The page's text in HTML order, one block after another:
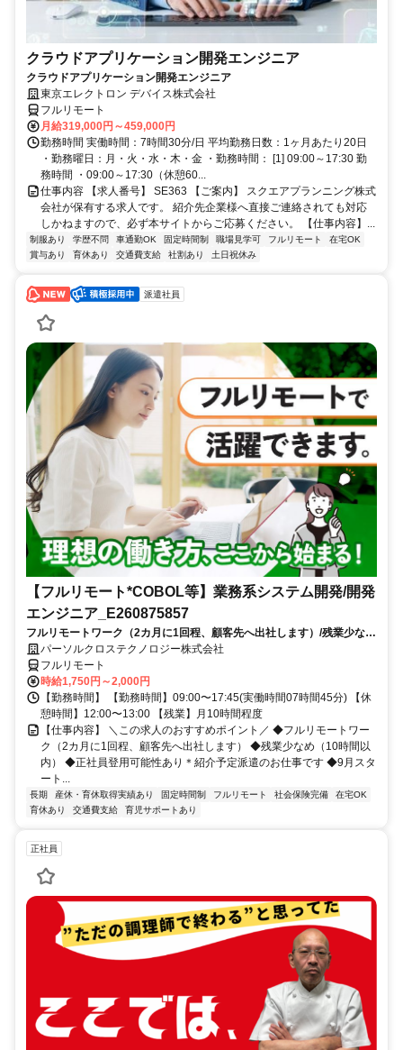
クラウドアプリケーション開発エンジニア
クラウドアプリケーション開発エンジニア
東京エレクトロン デバイス株式会社
フルリモート
月給319,000円～459,000円
勤務時間 実働時間：7時間30分/日 平均勤務日数：1ヶ月あたり20日
・勤務曜日：月・火・水・木・金 ・勤務時間： [1] 09:00～17:30 勤
務時間 ・09:00～17:30（休憩60...
仕事内容 【求人番号】 SE363 【ご案内】 スクエアプランニング株式
会社が保有する求人です。 紹介先企業様へ直接ご連絡されても対応
しかねますので、必ず本サイトからご応募ください。 【仕事内容】...
制服あり 学歴不問 車通勤OK 固定時間制 職場見学可 フルリモート
在宅OK
賞与あり
育休あり 交通費支給 社割あり 土日祝休み
派遣社員
【フルリモート*COBOL等】業務系システム開発/開発
エンジニア_E260875857
フルリモートワーク（2カ月に1回程、顧客先へ出社します）/残業少なめ
（10時間以内）/正社員登用可能性あり＊紹介予定派遣のお仕事です/9月
スタート/経験を活かせます
パーソルクロステクノロジー株式会社
フルリモート
時給1,750円～2,000円
【勤務時間】 【勤務時間】09:00〜17:45(実働時間07時間45分) 【休
憩時間】12:00〜13:00 【残業】月10時間程度
【仕事内容】 ＼この求人のおすすめポイント／ ◆フルリモートワー
ク（2カ月に1回程、顧客先へ出社します） ◆残業少なめ（10時間以
内） ◆正社員登用可能性あり＊紹介予定派遣のお仕事です ◆9月スタ
ート...
長期 産休・育休取得実績あり 固定時間制 フルリモート 社会保険完備
在宅OK
育休あり
交通費支給 育児サポートあり
正社員